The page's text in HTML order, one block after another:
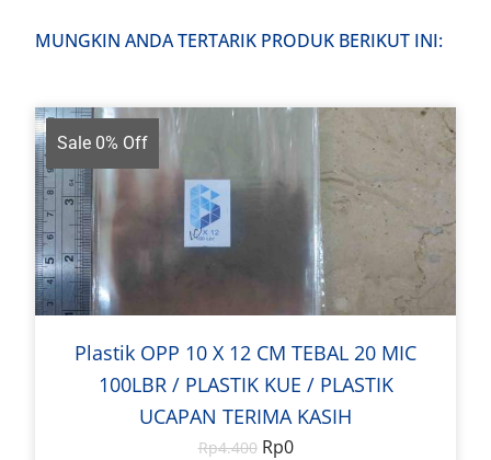
MUNGKIN ANDA TERTARIK PRODUK BERIKUT INI:
Sale 0% Off
Plastik OPP 10 X 12 CM TEBAL 20 MIC
100LBR / PLASTIK KUE / PLASTIK
UCAPAN TERIMA KASIH
Rp4.400 Rp0